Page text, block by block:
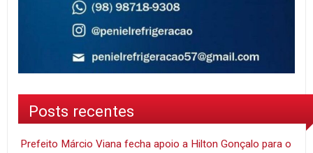
Posts recentes
Prefeito Márcio Viana fecha apoio a Hilton Gonçalo para o